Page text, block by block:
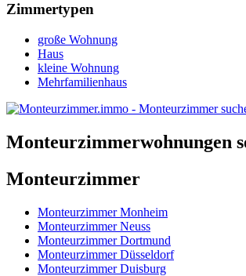
Zimmertypen
große Wohnung
Haus
kleine Wohnung
Mehrfamilienhaus
Monteurzimmerwohnungen
Monteurzimmer
Monteurzimmer Monheim
Monteurzimmer Neuss
Monteurzimmer Dortmund
Monteurzimmer Düsseldorf
Monteurzimmer Duisburg